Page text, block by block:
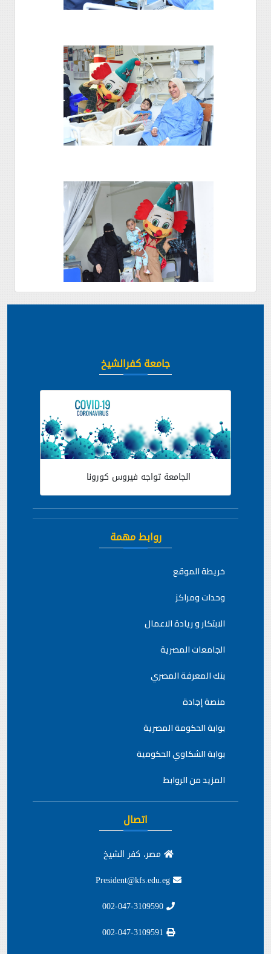
جامعة كفرالشيخ
الجامعة تواجه فيروس كورونا
روابط مهمة
خريطة الموقع
وحدات ومراكز
الابتكار و ريادة الاعمال
الجامعات المصرية
بنك المعرفة المصري
منصة إجادة
بوابة الحكومة المصرية
بوابة الشكاوي الحكومية
المزيد من الروابط
اتصال
مصر، كفر الشيخ